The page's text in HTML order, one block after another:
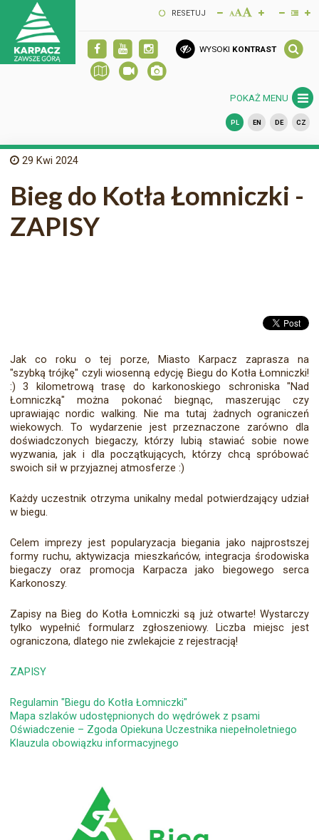
RESETUJ
WYSOKI KONTRAST
POKAŻ MENU
PL EN DE CZ
29 Kwi 2024
Bieg do Kotła Łomniczki -
ZAPISY
Jak co roku o tej porze, Miasto Karpacz zaprasza na
"szybką trójkę" czyli wiosenną edycję Biegu do Kotła Łomniczki!
:) 3 kilometrową trasę do karkonoskiego schroniska "Nad
Łomniczką" można pokonać biegnąc, maszerując czy
uprawiając nordic walking. Nie ma tutaj żadnych ograniczeń
wiekowych. To wydarzenie jest przeznaczone zarówno dla
doświadczonych biegaczy, którzy lubią stawiać sobie nowe
wyzwania, jak i dla początkujących, którzy chcą spróbować
swoich sił w przyjaznej atmosferze :)
Każdy uczestnik otrzyma unikalny medal potwierdzający udział
w biegu.
Celem imprezy jest popularyzacja biegania jako najprostszej
formy ruchu, aktywizacja mieszkańców, integracja środowiska
biegaczy oraz promocja Karpacza jako biegowego serca
Karkonoszy.
Zapisy na Bieg do Kotła Łomniczki są już otwarte! Wystarczy
tylko wypełnić formularz zgłoszeniowy. Liczba miejsc jest
ograniczona, dlatego nie zwlekajcie z rejestracją!
ZAPISY
Regulamin "Biegu do Kotła Łomniczki"
Mapa szlakówudostępnionych do wędrówek z psami
Oświadczenie – Zgoda Opiekuna Uczestnika niepełnoletniego
Klauzula obowiązku informacyjnego